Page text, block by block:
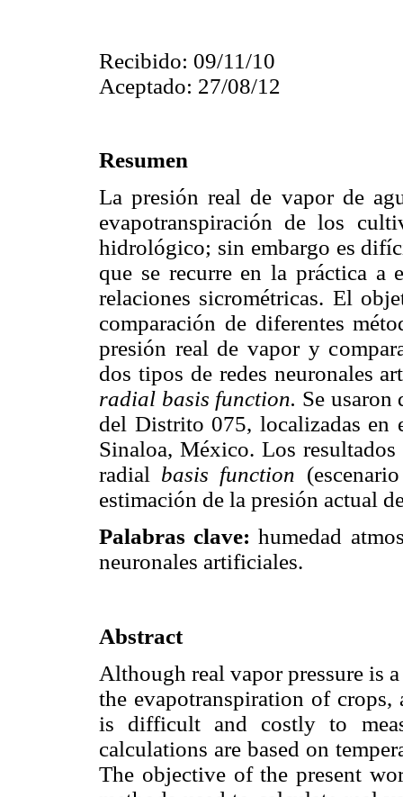
Recibido: 09/11/10
Aceptado: 27/08/12
Resumen
La presión real de vapor de
evapotranspiración de los
hidrológico; sin embargo es
que se recurre en la práctica a
relaciones sicrométricas. El
comparación de diferentes
presión real de vapor y
dos tipos de redes neuronales
radial basis function. Se usaron
del Distrito 075, localizadas en
Sinaloa, México. Los
radial basis function
estimación de la presión actual
Palabras clave: humedad
neuronales artificiales.
Abstract
Although real vapor pressure is
the evapotranspiration of
is difficult and costly to
calculations are based on
The objective of the present